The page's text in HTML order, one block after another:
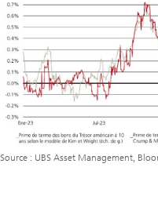
Source : UBS Asset Management,